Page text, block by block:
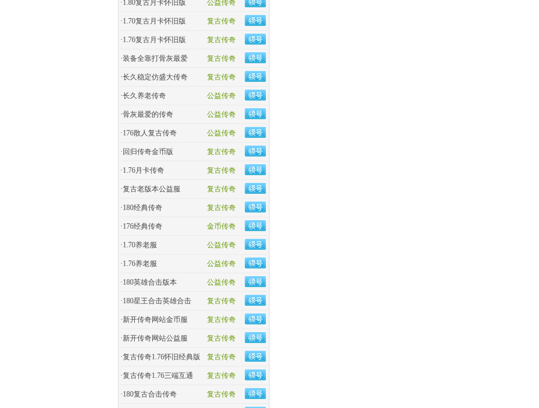
公益传奇
·1.80复古月卡怀旧版
复古传奇
·1.70复古月卡怀旧版
复古传奇
·1.76复古月卡怀旧版
复古传奇
·装备全靠打骨灰最爱
复古传奇
·长久稳定仿盛大传奇
公益传奇
·长久养老传奇
公益传奇
·骨灰最爱的传奇
公益传奇
·176散人复古传奇
复古传奇
· 回归传奇金币版
复古传奇
·1.76月卡传奇
复古传奇
·复古老版本公益服
复古传奇
·180经典传奇
金币传奇
·176经典传奇
公益传奇
·1.70养老服
公益传奇
·1.76养老服
公益传奇
·180英雄合击版本
复古传奇
·180星王合击英雄合击
复古传奇
·新开传奇网站金币服
复古传奇
·新开传奇网站公益服
复古传奇
·复古传奇1.76怀旧经典版
复古传奇
·复古传奇1.76三端互通
复古传奇
·180复古合击传奇